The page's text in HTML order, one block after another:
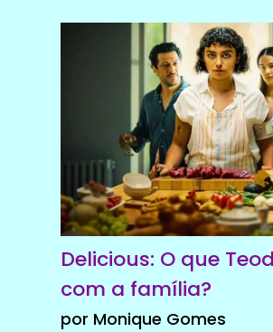
Delicious: O que
com a família?
por Monique Gomes